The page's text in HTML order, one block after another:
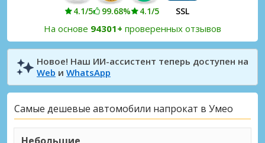
4.1/5 99.68% 4.1/5 SSL
На основе 94301+ проверенных отзывов
Новое! Наш ИИ-ассистент теперь доступен на
Web и WhatsApp
Самые дешевые автомобили напрокат в Умео